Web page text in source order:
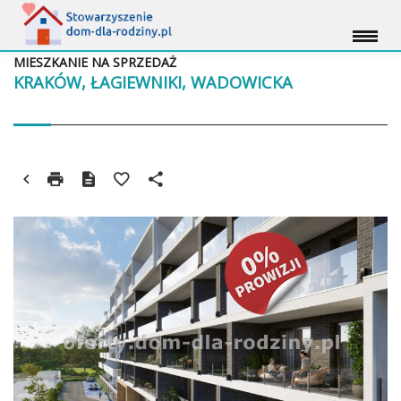
KRAKÓW, ŁAGIEWNIKI, WADOWICKA
MIESZKANIE NA SPRZEDAŻ